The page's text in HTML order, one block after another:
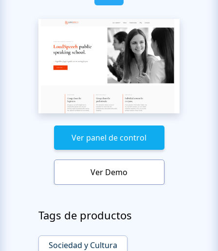
Ver panel de control
Ver Demo
Tags de productos
Sociedad y Cultura